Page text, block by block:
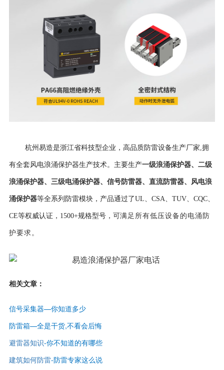
杭州易造是浙江省科技型企业，高品质防雷设备生产厂家,拥
有全套风电浪涌保护器生产技术。主要生产一级浪涌保护器、 二级
浪涌保护器、 三级电涌保护器、 信号防雷器、 直流防雷器、
风电浪
涌保护器等全系列防雷模块，产品通过了UL、CSA、TUV、CQC、
CE等权威认证， 1500+规格型号，可满足所有低压设备的电涌防
护要求。
相关文章：
信号采集器—你知道多少
防雷箱—全是干货,不看会后悔
避雷器知识-你不知道的有哪些
建筑如何防雷-防雷专家这么说